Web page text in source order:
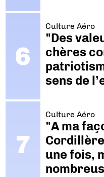
Culture Aéro
"Des
chères
sens de
Culture Aéro
"A ma
une fois,